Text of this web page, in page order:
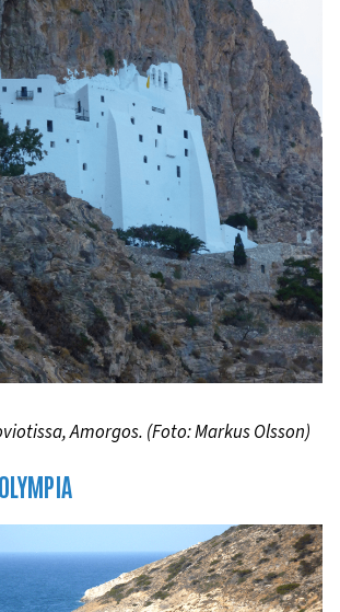
Amorgos. (Foto: Markus Olsson)